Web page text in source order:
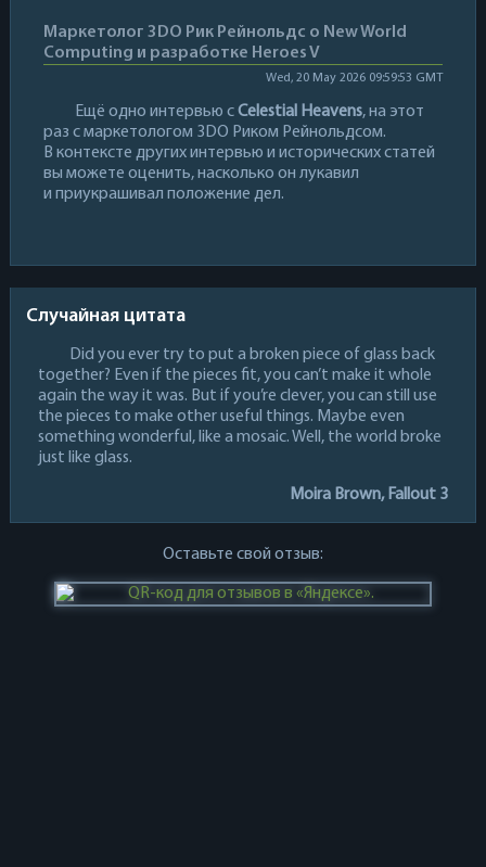
Маркетолог 3DO Рик Рейнольдс о New World
Computing и разработке Heroes V
Wed, 20 May 2026 09:59:53 GMT
Ещё одно интервью сCelestial Heavens, на этот
раз с маркетологом 3DO Риком Рейнольдсом.
В контексте других интервью и исторических статей
вы можете оценить, насколько он лукавил
и приукрашивал положение дел.
Случайная цитата
Did you ever try to put a broken piece of glass back
together? Even if the pieces fit, you can’t make it whole
again the way it was. But if you’re clever, you can still use
the pieces to make other useful things. Maybe even
something wonderful, like a mosaic. Well, the world broke
just like glass.
Moira Brown, Fallout 3
Оставьте свой отзыв: